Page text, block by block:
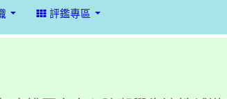
評鑑專區